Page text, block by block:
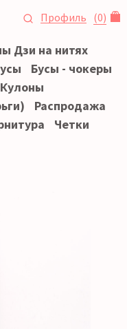
Профиль (0)
Дзи на нитях
Бусы - чокеры
Кулоны
Распродажа
Четки